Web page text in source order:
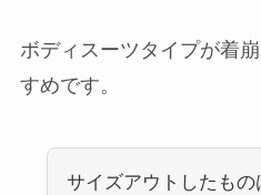
ボディスーツタイプが着
すめです。
サイズアウトしたもの